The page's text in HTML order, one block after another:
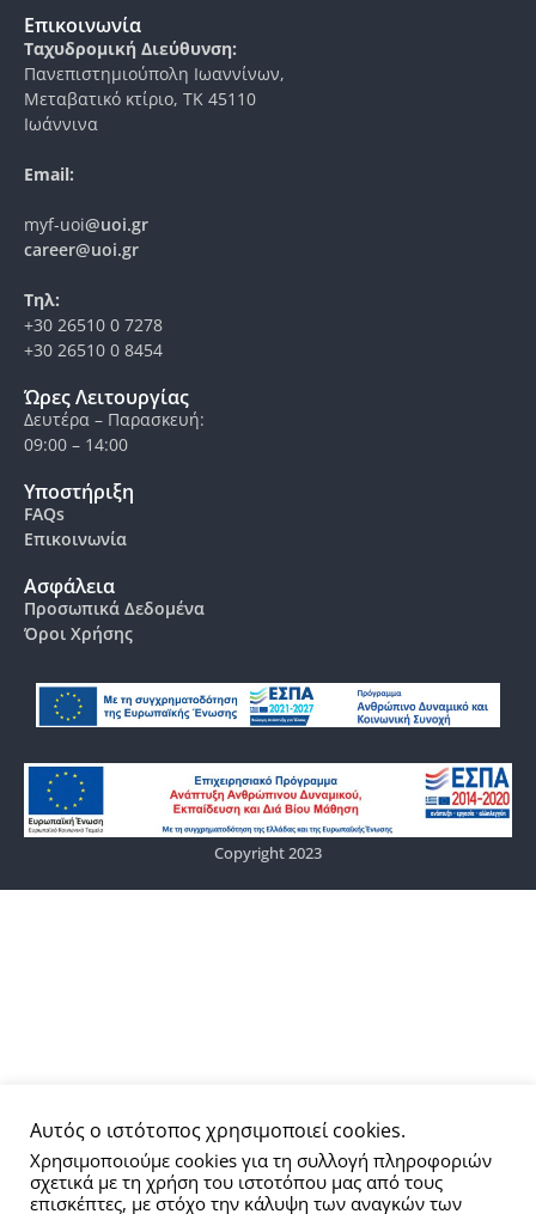
Επικοινωνία
Ταχυδρομική Διεύθυνση:
Πανεπιστημιούπολη Ιωαννίνων,
Μεταβατικό κτίριο, ΤΚ 45110
Ιωάννινα
Email:
myf-uoi@uoi.gr
career@uoi.gr
Τηλ:
+30 26510 0 7278
+30 26510 0 8454
Ώρες Λειτουργίας
Δευτέρα – Παρασκευή:
09:00 – 14:00
Υποστήριξη
FAQs
Επικοινωνία
Ασφάλεια
Προσωπικά Δεδομένα
Όροι Χρήσης
Copyright 2023
Αυτός ο ιστότοπος χρησιμοποιεί cookies.
Χρησιμοποιούμε cookies για τη συλλογή πληροφοριών
σχετικά με τη χρήση του ιστοτόπου μας από τους
επισκέπτες, με στόχο την κάλυψη των αναγκών των